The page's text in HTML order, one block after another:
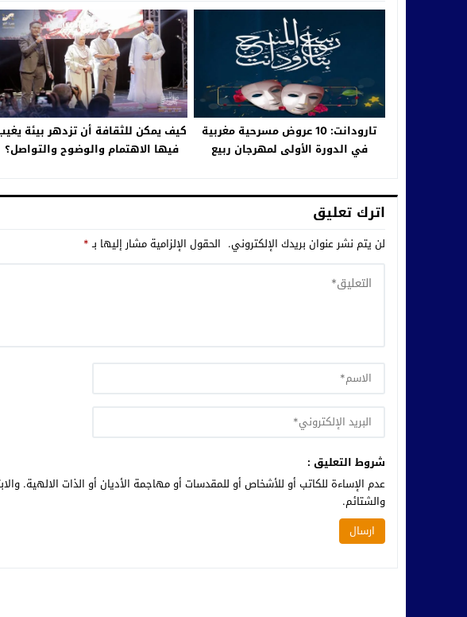
تارودانت: 10 عروض مسرحية مغربية
في الدورة الأولى لمهرجان ربيع
كيف يمكن للثقافة أن تزدهر بيئة
فيها الاهتمام والوضوح والتواصل؟
اترك تعليق
لن يتم نشر عنوان بريدك الإلكتروني. الحقول الإلزامية مشار إليها بـ*
شروط التعليق :
عدم الإساءة للكاتب أو للأشخاص أو للمقدسات أو مهاجمة الأديان أو الذات الالهية.
والشتائم.